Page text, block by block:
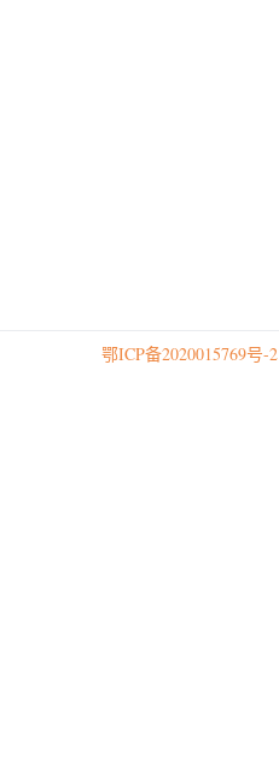
鄂ICP备2020015769号-2